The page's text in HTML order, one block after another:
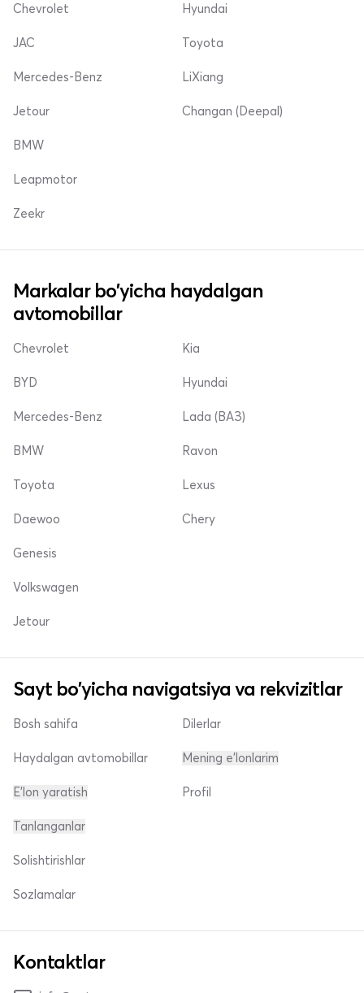
Chevrolet Hyundai
JAC
Mercedes-Benz
Jetour
Toyota
LiXiang
Changan (Deepal)
BMW
Leapmotor
Zeekr
Markalar bo'yicha haydalgan
avtomobillar
Chevrolet
BYD
Mercedes-Benz
Kia
Hyundai
Lada (ВАЗ)
BMW
Toyota
Daewoo
Ravon
Lexus
Chery
Genesis
Volkswagen
Jetour
Sayt bo'yicha navigatsiya va rekvizitlar
Bosh sahifa
Haydalgan avtomobillar
E'lon yaratish
Dilerlar
Mening e'lonlarim
Profil
Tanlanganlar
Solishtirishlar
Sozlamalar
Kontaktlar